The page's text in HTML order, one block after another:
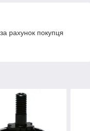
рахунок покупця